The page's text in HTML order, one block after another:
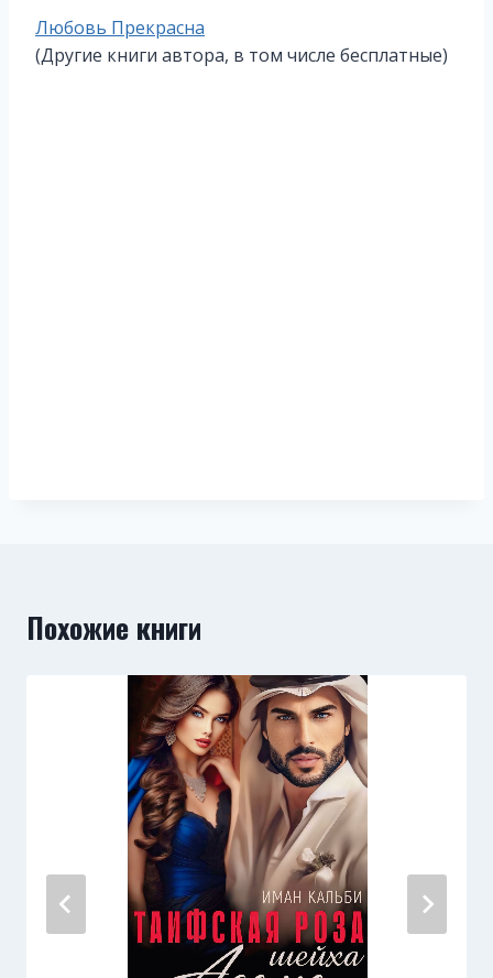
Метки
записи:
Любовь Прекрасна
(Другие книги автора, в том числе бесплатные)
Похожие книги